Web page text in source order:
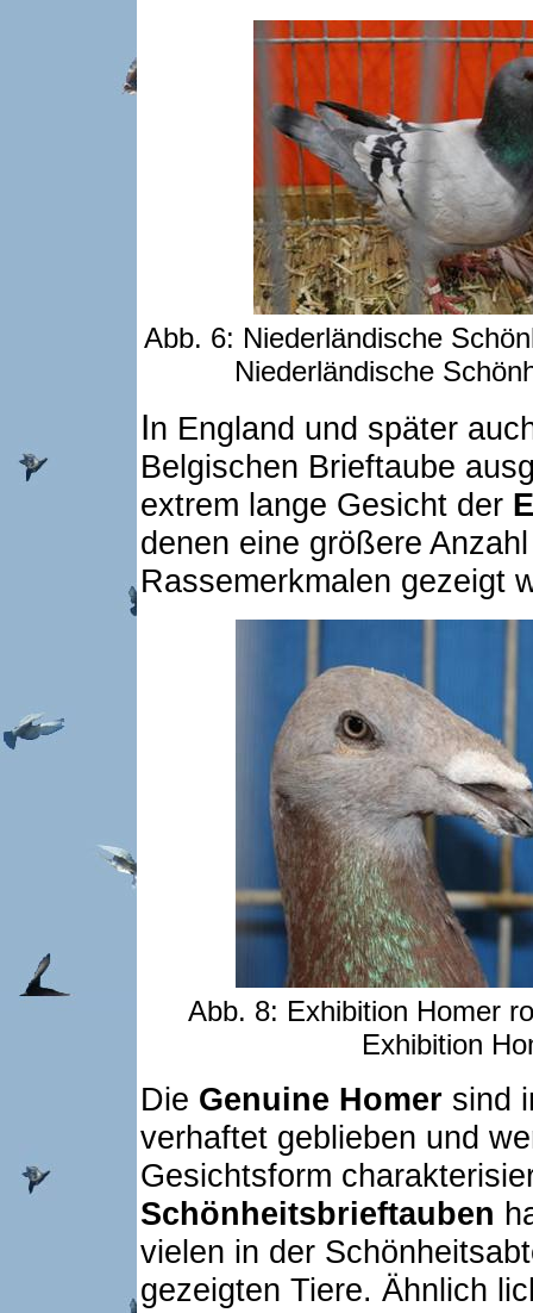
Abb. 6: Niederländische
Niederländische
In England und später
Belgischen Brieftaube
extrem lange Gesicht der
denen eine größere
Rassemerkmalen gezeigt
Abb. 8: Exhibition Homer
Exhibition
Die Genuine Homersind
verhaftet geblieben und
Gesichtsform
Schönheitsbrieftauben
vielen in der
gezeigten Tiere. Ähnlich